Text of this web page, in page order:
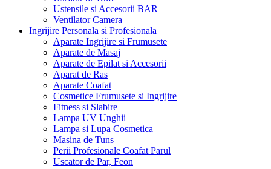
Ustensile si Accesorii BAR
Ventilator Camera
Ingrijire Personala si Profesionala
Aparate Ingrijire si Frumusete
Aparate de Masaj
Aparate de Epilat si Accesorii
Aparat de Ras
Aparate Coafat
Cosmetice Frumusete si Ingrijire
Fitness si Slabire
Lampa UV Unghii
Lampa si Lupa Cosmetica
Masina de Tuns
Perii Profesionale Coafat Parul
Uscator de Par, Feon